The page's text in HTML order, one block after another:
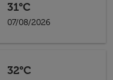
31°C
07/08/2026
32°C